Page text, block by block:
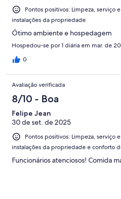
Pontos positivos: Limpeza, serviço
instalações da propriedade
Ótimo ambiente e hospedagem
Hospedou-se por 1 diária em mar. de
0
Avaliação verificada
8/10 - Boa
Felipe Jean
30 de set. de 2025
Pontos positivos: Limpeza, serviço
instalações da propriedade e conforto
Funcionários atenciosos! Comida